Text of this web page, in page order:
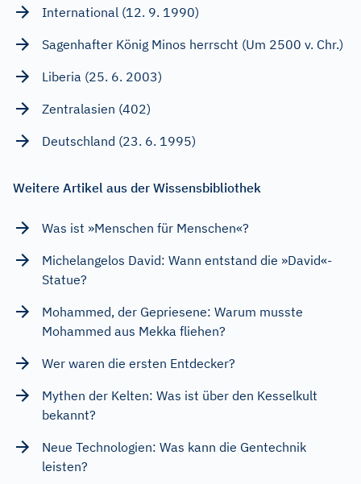
International (12. 9. 1990)
Sagenhafter König Minos herrscht (Um 2500 v. Chr.)
Liberia (25. 6. 2003)
Zentralasien (402)
Deutschland (23. 6. 1995)
Weitere Artikel aus der Wissensbibliothek
Was ist »Menschen für Menschen«?
Michelangelos David: Wann entstand die »David«-
Statue?
Mohammed, der Gepriesene: Warum musste
Mohammed aus Mekka fliehen?
Wer waren die ersten Entdecker?
Mythen der Kelten: Was ist über den Kesselkult
bekannt?
Neue Technologien: Was kann die Gentechnik
leisten?